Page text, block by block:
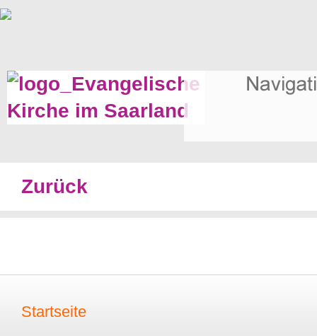
Zurück
Startseite